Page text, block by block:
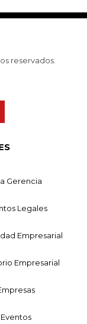
reservados.
Gerencia
Legales
Empresarial
Empresarial
Eventos